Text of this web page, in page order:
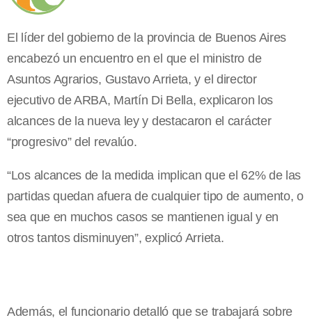
El líder del gobierno de la provincia de Buenos Aires
encabezó un encuentro en el que el ministro de
Asuntos Agrarios, Gustavo Arrieta, y el director
ejecutivo de ARBA, Martín Di Bella, explicaron los
alcances de la nueva ley y destacaron el carácter
“progresivo” del revalúo.
“Los alcances de la medida implican que el 62% de las
partidas quedan afuera de cualquier tipo de aumento, o
sea que en muchos casos se mantienen igual y en
otros tantos disminuyen”, explicó Arrieta.
Además, el funcionario detalló que se trabajará sobre